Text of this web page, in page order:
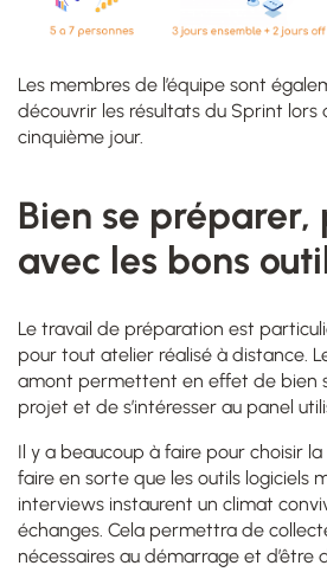
Les membres de l’équipe sont
découvrir les résultats du Sprint lors
cinquième jour.
Bien se préparer,
avec les bons
Le travail de préparation est
pour tout atelier réalisé à distance.
amont permettent en effet de bien
projet et de s’intéresser au panel
Il y a beaucoup à faire pour choisir
faire en sorte que les outils logiciels
interviews instaurent un climat
échanges. Cela permettra de
nécessaires au démarrage et d’être